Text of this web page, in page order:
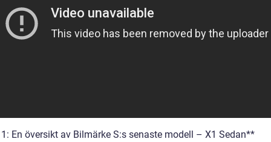
En översikt av Bilmärke S:s senaste modell – X1 Sedan**